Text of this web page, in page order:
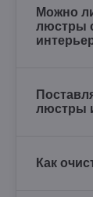
Можно
люстры
люстры
Как